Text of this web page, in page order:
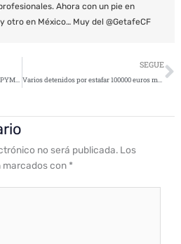
Ahora con un pie en
otro en México… Muy del @GetafeCF
SEGUE
no será publicada. Los
marcados con *